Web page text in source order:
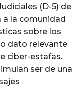
(D-5) de
a la comunidad
sobre los
dato relevante
ciber-estafas.
ser de una